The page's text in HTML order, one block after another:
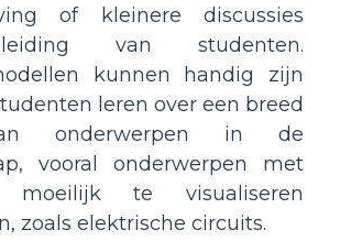
of kleinere discussies
van studenten.
kunnen handig zijn
leren over een breed
onderwerpen in de
vooral onderwerpen met
moeilijk te visualiseren
zoals elektrische circuits.